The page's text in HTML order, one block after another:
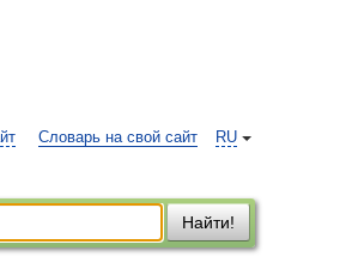
RU
Словарь на свой сайт
Найти!